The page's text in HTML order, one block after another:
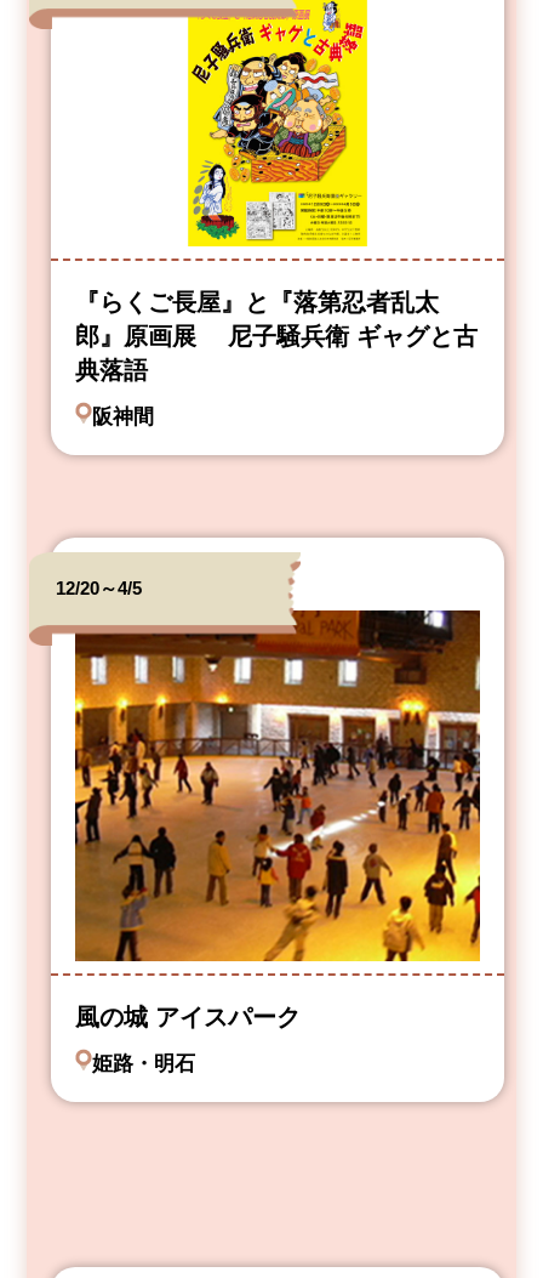
『らくご長屋』と『落第忍者乱太
郎』原画展 尼子騒兵衛 ギャグと古
典落語
阪神間
12/20～4/5
風の城 アイスパーク
姫路・明石